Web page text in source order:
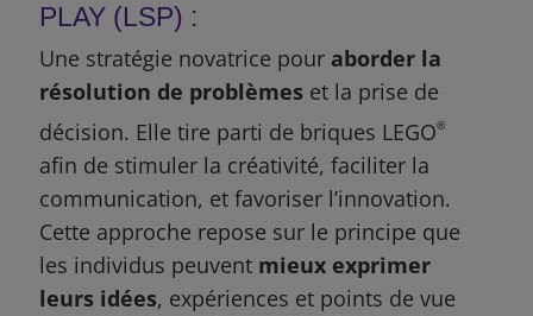
PLAY (LSP) :
Une stratégie novatrice pour aborder la
résolution de problèmes et la prise de
décision. Elle tire parti de briques LEGO®
afin de stimuler la créativité, faciliter la
communication, et favoriser l’innovation.
Cette approche repose sur le principe que
les individus peuvent mieux exprimer
leurs idées, expériences et points de vue